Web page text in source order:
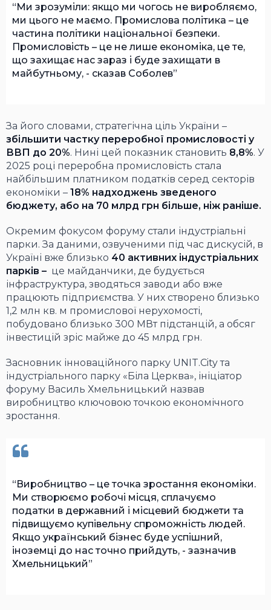
Ми зрозуміли: якщо ми чогось не виробляємо,
ми цього не маємо. Промислова політика – це
частина політики національної безпеки.
Промисловість – це не лише економіка, це те,
що захищає нас зараз і буде захищати в
майбутньому, - сказав Соболев
За його словами, стратегічна ціль України –
збільшити частку переробної промисловості у
ВВП до 20%. Нині цей показник становить 8,8%. У
2025 році переробна промисловість стала
найбільшим платником податків серед секторів
економіки – 18% надходжень зведеного
бюджету, або на 70 млрд грн більше, ніж раніше.
Окремим фокусом форуму стали індустріальні
парки. За даними, озвученими під час дискусій, в
Україні вже близько 40 активних індустріальних
парків – це майданчики, де будується
інфраструктура, зводяться заводи або вже
працюють підприємства. У них створено близько
1,2 млн кв. м промислової нерухомості,
побудовано близько 300 МВт підстанцій, а обсяг
інвестицій зріс майже до 45 млрд грн.
Засновник інноваційного парку UNIT.City та
індустріального парку «Біла Церква», ініціатор
форуму Василь Хмельницький назвав
виробництво ключовою точкою економічного
зростання.
Виробництво – це точка зростання економіки.
Ми створюємо робочі місця, сплачуємо
податки в державний і місцевий бюджети та
підвищуємо купівельну спроможність людей.
Якщо український бізнес буде успішний,
іноземці до нас точно прийдуть, - зазначив
Хмельницький